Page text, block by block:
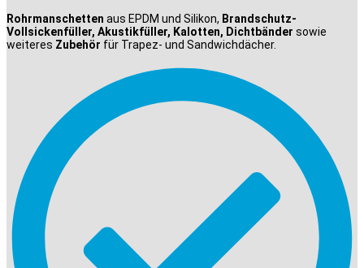
Rohrmanschetten aus EPDM und Silikon, Brandschutz-
Vollsickenfüller, Akustikfüller, Kalotten, Dichtbänder sowie
weiteres Zubehör für Trapez- und Sandwichdächer.